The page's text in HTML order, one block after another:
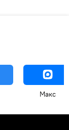
Макс